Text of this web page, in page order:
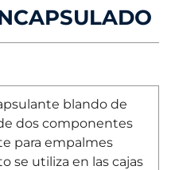
blando de
dos componentes
para empalmes
se utiliza en las cajas